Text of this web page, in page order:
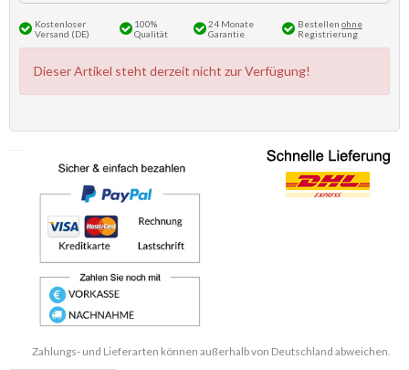
Kostenloser
Versand (DE)
100%
Qualität
24 Monate
Garantie
Bestellen ohne
Registrierung
Dieser Artikel steht derzeit nicht zur Verfügung!
Zahlungs- und Lieferarten können außerhalb von Deutschland abweichen.